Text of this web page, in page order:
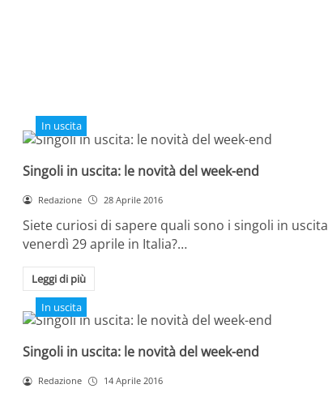
In uscita
Singoli in uscita: le novità del week-end
Redazione 28 Aprile 2016
Siete curiosi di sapere quali sono i singoli in uscita
venerdì 29 aprile in Italia?…
Leggi di più
In uscita
Singoli in uscita: le novità del week-end
Redazione 14 Aprile 2016